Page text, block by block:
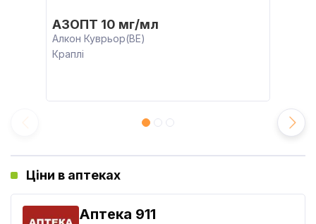
АЗОПТ 10 мг/мл
Алкон Куврьор(BE)
Краплі
Ціни в аптеках
Aптека 911